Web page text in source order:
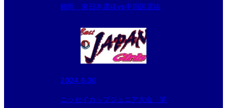
鶴岡 東日本選抜vs中四国選抜
2024.6.30
ニッセイカップジュニア大会 第